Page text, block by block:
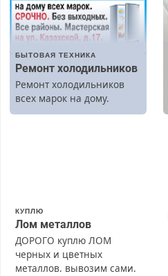
БЫТОВАЯ ТЕХНИКА
Ремонт холодильников
Ремонт холодильников
всех марок на дому.
КУПЛЮ
Лом металлов
ДОРОГО куплю ЛОМ
черных и цветных
металлов, вывозим сами.